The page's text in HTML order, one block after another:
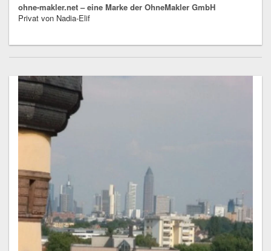
ohne-makler.net – eine Marke der OhneMakler GmbH
Privat von Nadia-Elif